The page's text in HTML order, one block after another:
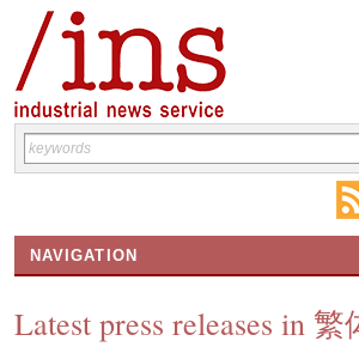
NAVIGATION
CONTACT US
Latest press releases in